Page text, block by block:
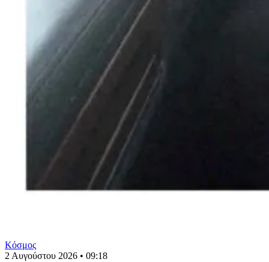
Κόσμος
2 Αυγούστου 2026 • 09:18